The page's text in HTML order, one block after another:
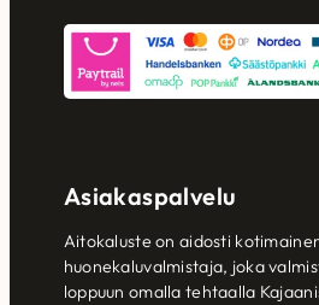
Asiakaspalvelu
Aitokaluste on aidosti
huonekaluvalmistaja, joka
loppuun omalla tehtaalla